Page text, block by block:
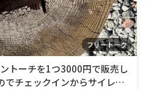
フリートーク
トーチを1つ3000円で販売し
でチェックインからサイレン